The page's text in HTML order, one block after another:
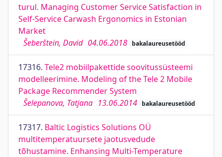
turul. Managing Customer Service Satisfaction in
Self-Service Carwash Ergonomics in Estonian
Market
Šeberštein, David 04.06.2018 bakalaureusetööd
17316. Tele2 mobiilpakettide soovitussüsteemi
modelleerimine. Modeling of the Tele 2 Mobile
Package Recommender System
Šelepanova, Tatjana 13.06.2014 bakalaureusetööd
17317. Baltic Logistics Solutions OÜ
multitemperatuursete jaotusvedude
tõhustamine. Enhansing Multi-Temperature